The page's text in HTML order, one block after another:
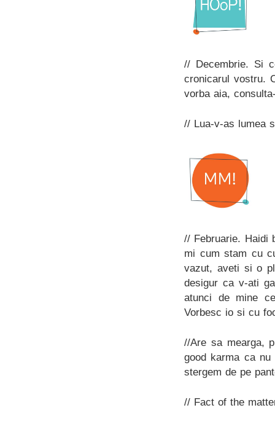
// Decembrie. Si
cronicarul vostru.
vorba aia,
// Lua-v-as lumea
// Februarie. Haidi
mi cum stam cu
vazut, aveti si o
desigur ca v-ati
atunci de mine
Vorbesc io si cu
//Are sa mearga,
good karma ca
stergem de pe
// Fact of the